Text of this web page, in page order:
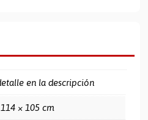
en la descripción
× 105 cm